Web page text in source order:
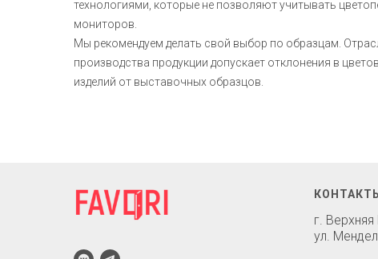
технологиями, которые не позволяют учитывать
мониторов.
Мы рекомендуем делать свой выбор по образцам.
производства продукции допускает отклонения в
изделий от выставочных образцов.
КОНТАКТЫ
г.
ул.